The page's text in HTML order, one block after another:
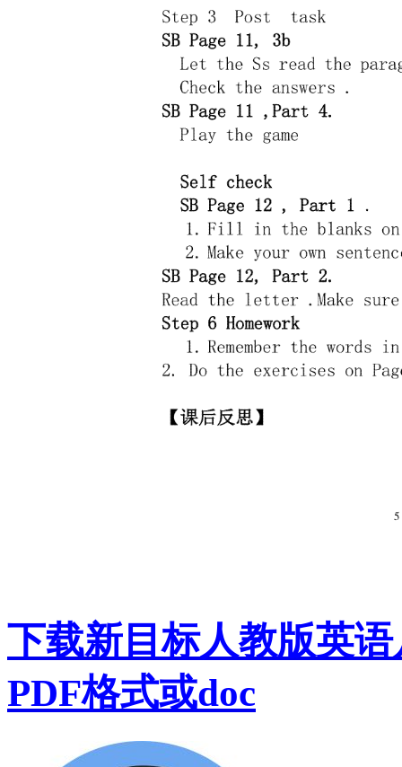
下载新目标人教版英
PDF格式或doc